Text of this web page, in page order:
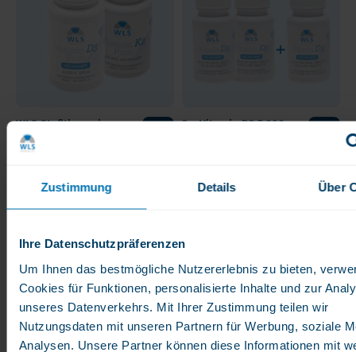
Zustimmung Details Über
Ihre Datenschutzpräferenzen
Um Ihnen das bestmögliche Nutzererlebnis zu bieten,
Cookies für Funktionen, personalisierte Inhalte und zur
unseres Datenverkehrs. Mit Ihrer Zustimmung teilen wir
Nutzungsdaten mit unseren Partnern für Werbung, soziale
Analysen. Unsere Partner können diese Informationen mit
WLS Stoßtherapie-
Paket LIGHT Vitamin
D3 20.000 + Vitamin
52,50 €
56,00 €
3 x Vitamin D3 5.000
45,00 €